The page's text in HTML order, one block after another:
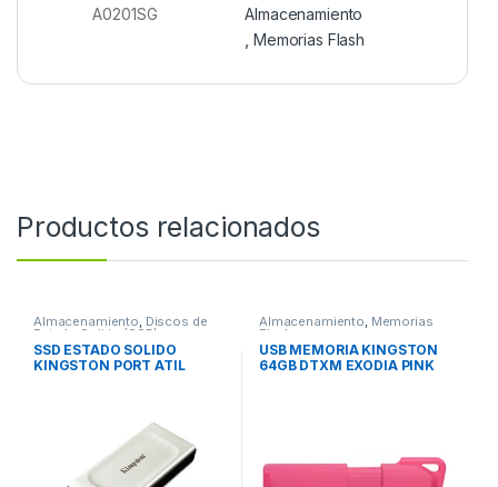
A0201SG
Almacenamiento
, Memorias Flash
Productos relacionados
Almacenamiento, Discos de
Estado Solido (SSD)
SSD ESTADO SOLIDO
KINGSTON PORT ATIL
Almacenamiento, Memorias
Flash
USB MEMORIA KINGSTON
64GB DTXM EXODIA PINK